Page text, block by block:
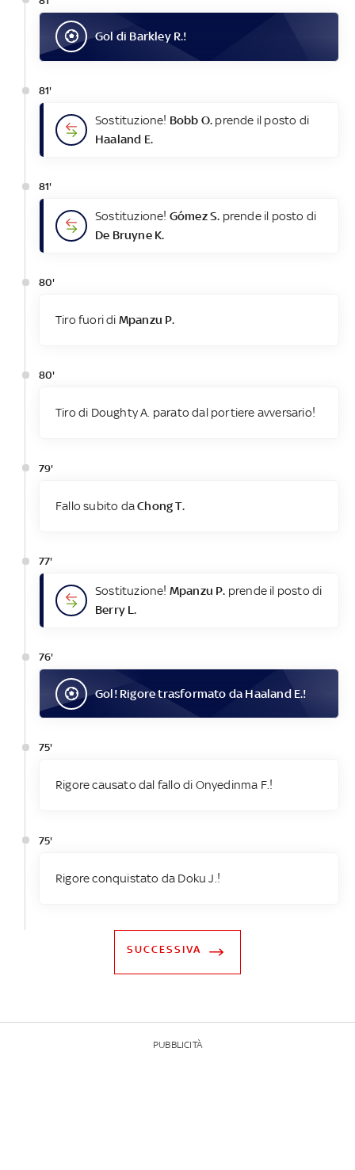
Gol di Barkley R.!
81'
Sostituzione! Bobb O. prende il posto di
Haaland E.
81'
Sostituzione! Gómez S. prende il posto di
De Bruyne K.
80'
Tiro fuori di Mpanzu P.
80'
Tiro di Doughty A. parato dal portiere avversario!
79'
Fallo subito daChong T.
77'
Sostituzione! Mpanzu P. prende il posto di
Berry L.
76'
Gol! Rigore trasformato da Haaland E.!
75'
Rigore causato dal fallo di Onyedinma F.!
75'
Rigore conquistato da Doku J.!
SUCCESSIVA
PUBBLICITÀ